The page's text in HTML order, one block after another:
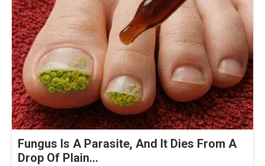
Fungus Is A Parasite, And It Dies From A
Drop Of Plain...